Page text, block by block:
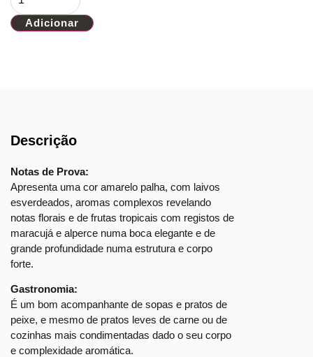
Adicionar
Descrição
Notas de Prova:
Apresenta uma cor amarelo palha, com laivos
esverdeados, aromas complexos revelando
notas florais e de frutas tropicais com registos de
maracujá e alperce numa boca elegante e de
grande profundidade numa estrutura e corpo
forte.
Gastronomia:
É um bom acompanhante de sopas e pratos de
peixe, e mesmo de pratos leves de carne ou de
cozinhas mais condimentadas dado o seu corpo
e complexidade aromática.